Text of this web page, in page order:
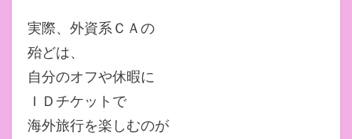
実際、外資系ＣＡの
殆どは、
自分のオフや休暇に
ＩＤチケットで
海外旅行を楽しむのが